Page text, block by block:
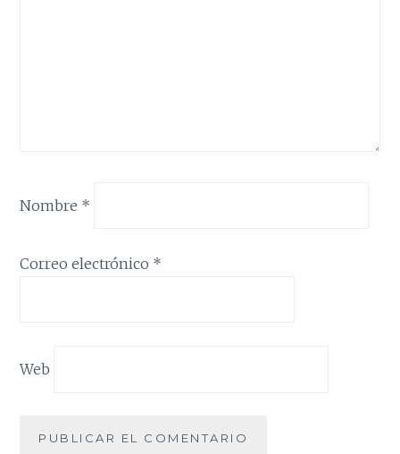
Nombre *
Correo electrónico *
Web